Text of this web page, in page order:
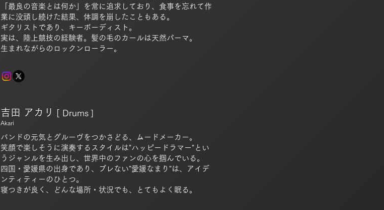
「最良の音楽とは何か」を常に追求しており、食事を忘れて作
業に没頭し続けた結果、体調を崩したこともある。
ギタリストであり、キーボーディスト。
実は、陸上競技の経験者。​ ​髪の毛のカールは天然パーマ。
生まれながらのロックンローラー。
吉田 アカリ Drums
Akari
バンドの元気とグルーヴをつかさどる、ムードメーカー。
笑顔で楽しそうに演奏するスタイルは"ハッピードラマー"とい
うジャンルを生み出し、世界中のファンの心を掴んでいる。
四国・愛媛県の出身であり、ブレない"愛媛なまり"は、アイデ
ンティティーのひとつ。
寝つきが良く、どんな場所・状況でも、とてもよく眠る。